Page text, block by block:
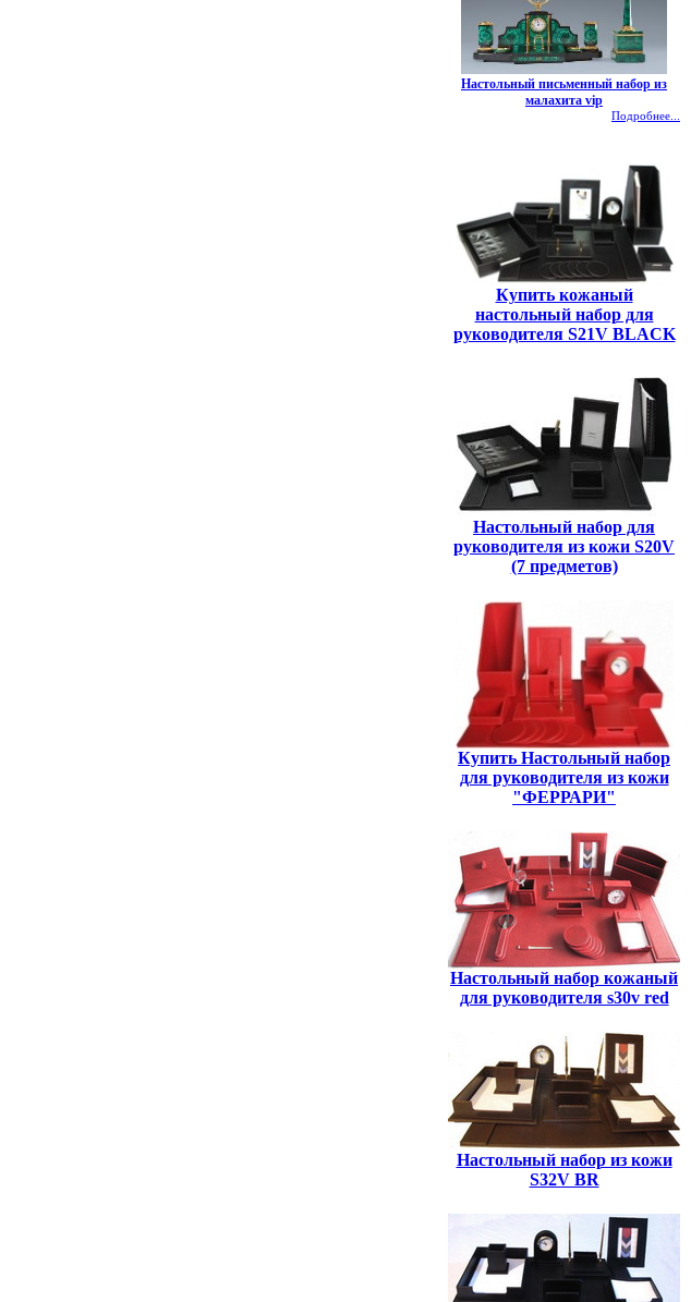
Настольный письменный набор из
малахита vip
Подробнее...
Купить кожаный
настольный набор для
руководителя S21V BLACK
Настольный набор для
руководителя из кожи S20V
(7 предметов)
Купить Настольный набор
для руководителя из кожи
"ФЕРРАРИ"
Настольный набор кожаный
для руководителя s30v red
Настольный набор из кожи
S32V BR